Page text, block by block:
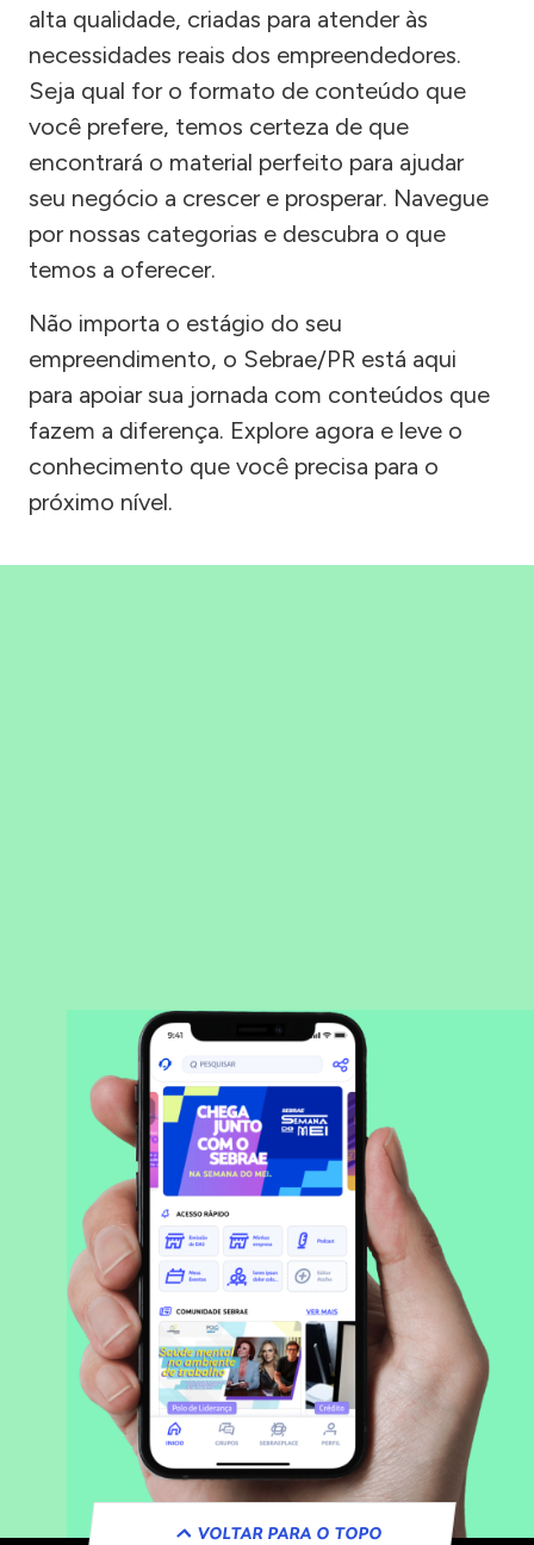
alta qualidade, criadas para atender às
necessidades reais dos empreendedores.
Seja qual for o formato de conteúdo que
você prefere, temos certeza de que
encontrará o material perfeito para ajudar
seu negócio a crescer e prosperar. Navegue
por nossas categorias e descubra o que
temos a oferecer.
Não importa o estágio do seu
empreendimento, o Sebrae/PR está aqui
para apoiar sua jornada com conteúdos que
fazem a diferença. Explore agora e leve o
conhecimento que você precisa para o
próximo nível.
VOLTAR PARA O TOPO